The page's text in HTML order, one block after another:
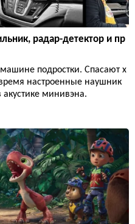
радар-детектор и пр
подростки. Спасают х
настроенные наушник
минивэна.